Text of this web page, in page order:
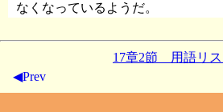
なくなっているようだ。
17章2節 用語リ
◀Prev